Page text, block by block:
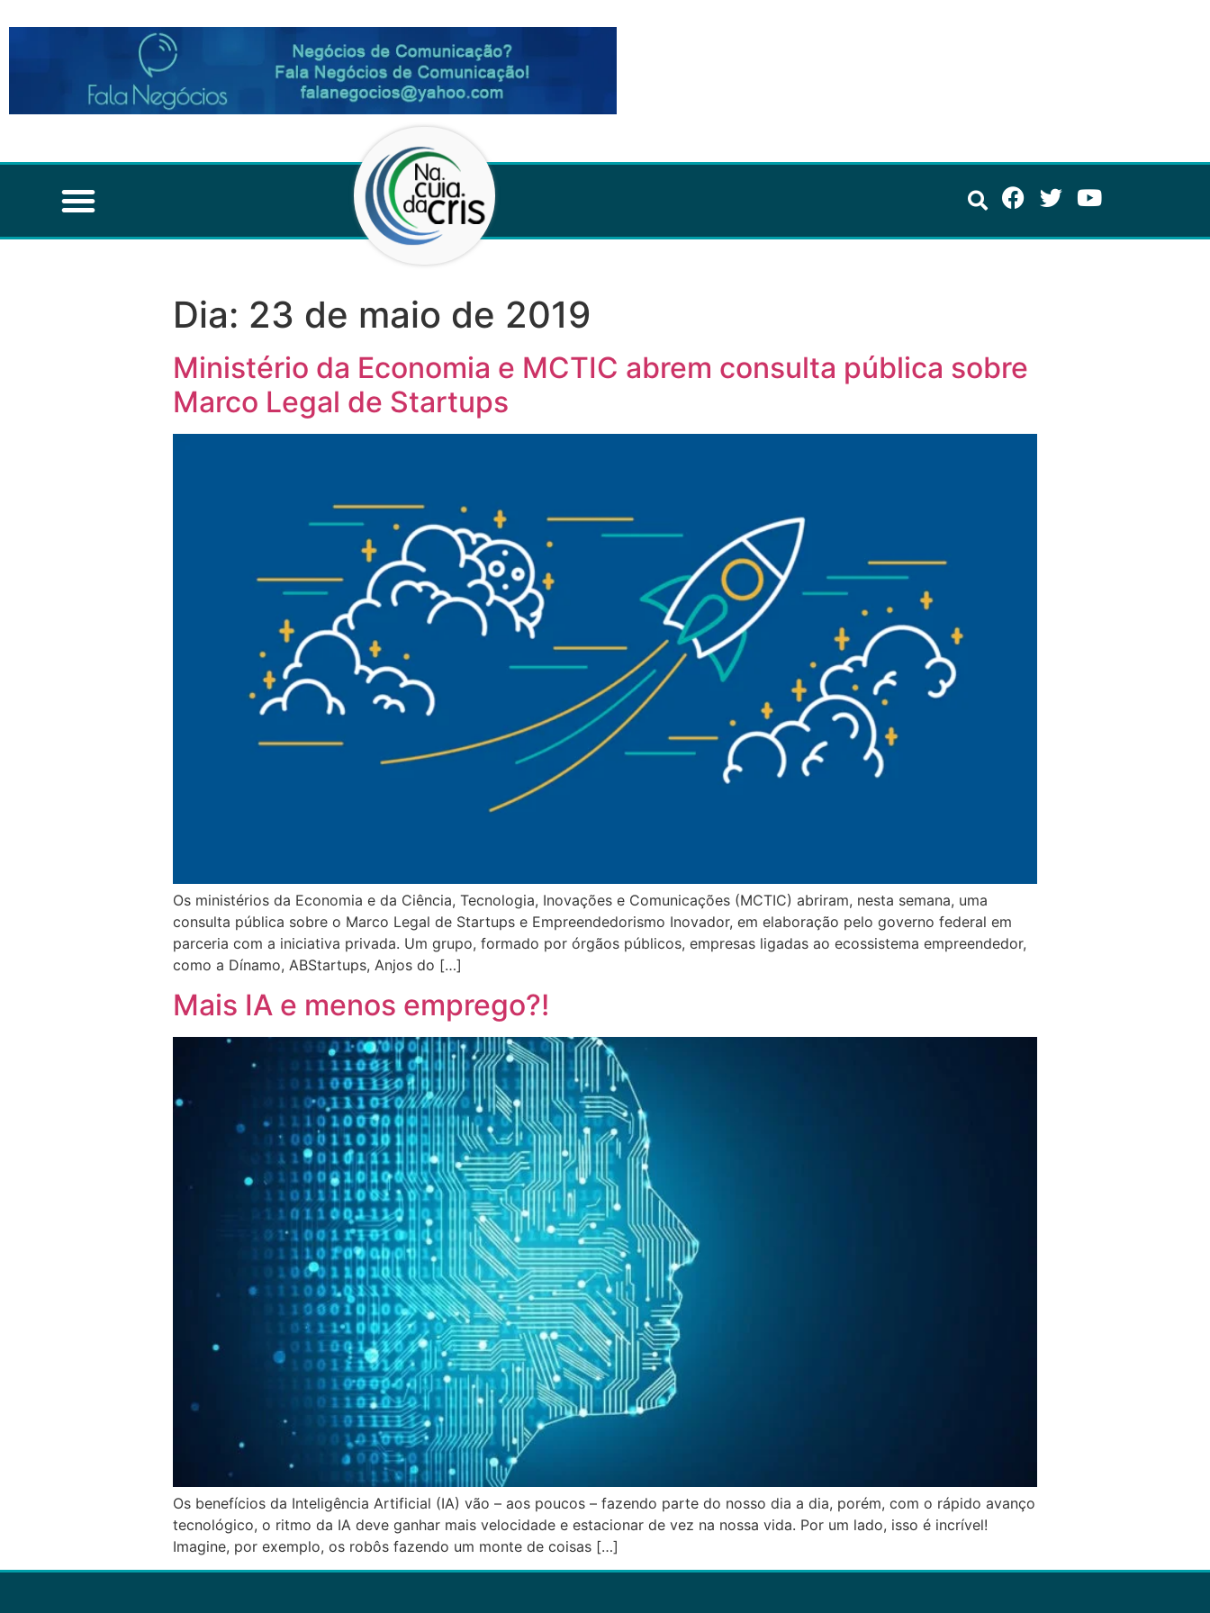
Dia: 23 de maio de 2019
Ministério da Economia e MCTIC abrem consulta pública sobre
Marco Legal de Startups
Os ministérios da Economia e da Ciência, Tecnologia, Inovações e Comunicações (MCTIC) abriram, nesta semana, uma
consulta pública sobre o Marco Legal de Startups e Empreendedorismo Inovador, em elaboração pelo governo federal em
parceria com a iniciativa privada. Um grupo, formado por órgãos públicos, empresas ligadas ao ecossistema empreendedor,
como a Dínamo, ABStartups, Anjos do […]
Mais IA e menos emprego?!
Os benefícios da Inteligência Artificial (IA) vão – aos poucos – fazendo parte do nosso dia a dia, porém, com o rápido avanço
tecnológico, o ritmo da IA deve ganhar mais velocidade e estacionar de vez na nossa vida. Por um lado, isso é incrível!
Imagine, por exemplo, os robôs fazendo um monte de coisas […]